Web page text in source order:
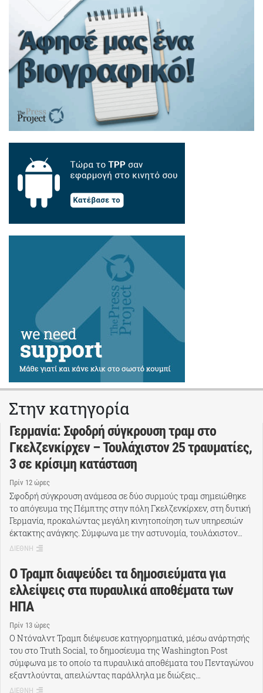
Στην κατηγορία
Γερμανία: Σφοδρή σύγκρουση τραμ στο
Γκελζενκίρχεν – Τουλάχιστον 25 τραυματίες,
3 σε κρίσιμη κατάσταση
Πρίν 12 ώρες
Σφοδρή σύγκρουση ανάμεσα σε δύο συρμούς τραμ σημειώθηκε
το απόγευμα της Πέμπτης στην πόλη Γκελζενκίρχεν, στη δυτική
Γερμανία, προκαλώντας μεγάλη κινητοποίηση των υπηρεσιών
έκτακτης ανάγκης. Σύμφωνα με την αστυνομία, τουλάχιστον…
ΔΙΕΘΝΗ
Ο Τραμπ διαψεύδει τα δημοσιεύματα για
ελλείψεις στα πυραυλικά αποθέματα των
ΗΠΑ
Πρίν 13 ώρες
Ο Ντόναλντ Τραμπ διέψευσε κατηγορηματικά, μέσω ανάρτησής
του στο Truth Social, το δημοσίευμα της Washington Post
σύμφωνα με το οποίο τα πυραυλικά αποθέματα του Πενταγώνου
εξαντλούνται, απειλώντας παράλληλα με διώξεις…
ΔΙΕΘΝΗ